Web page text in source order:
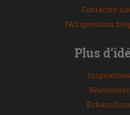
Contactez-
FAQ questions
Plus
Inspirations
Nouveautés